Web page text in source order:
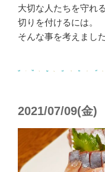
大切な人たちを守れ
切りを付けるには。
そんな事を考えました
2021/07/09(金)